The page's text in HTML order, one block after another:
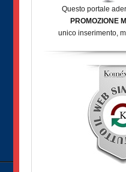
Questo portale
PROMOZIONE
unico inserimento,